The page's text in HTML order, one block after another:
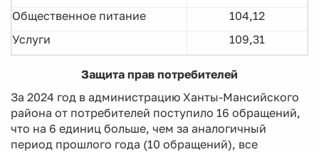
Общественное питание
104,12
Услуги
109,31
Защита прав потребителей
За 2024 год в администрацию Ханты-Мансийского
района от потребителей поступило 16 обращений,
что на 6 единиц больше, чем за аналогичный
период прошлого года (10 обращений), все